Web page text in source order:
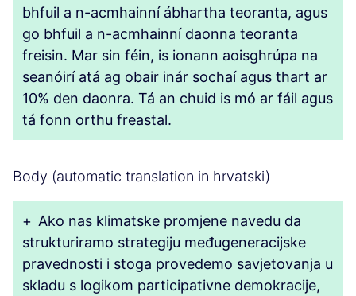
bhfuil a n-acmhainní ábhartha teoranta, agus
go bhfuil a n-acmhainní daonna teoranta
freisin. Mar sin féin, is ionann aoisghrúpa na
seanóirí atá ag obair inár sochaí agus thart ar
10% den daonra. Tá an chuid is mó ar fáil agus
tá fonn orthu freastal.
Body (automatic translation in hrvatski)
+ Ako nas klimatske promjene navedu da
strukturiramo strategiju međugeneracijske
pravednosti i stoga provedemo savjetovanja u
skladu s logikom participativne demokracije,